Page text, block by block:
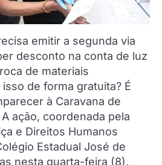
emitir a segunda via
desconto na conta de luz
de materiais
de forma gratuita? É
à Caravana de
ação, coordenada pela
e Direitos Humanos
Estadual José de
nesta quarta-feira (8),